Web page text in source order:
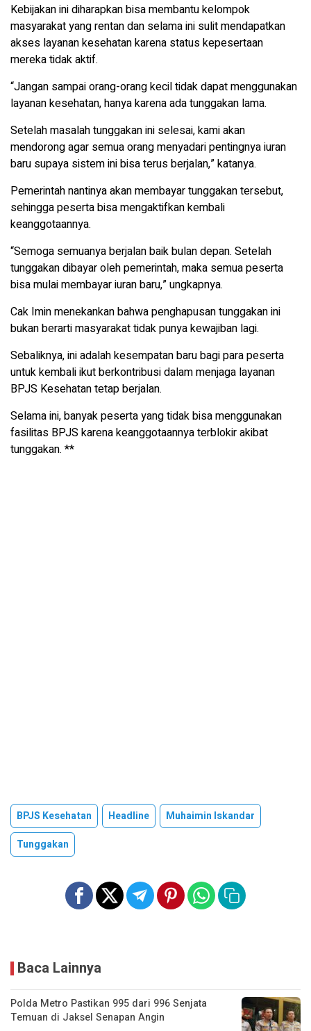
Kebijakan ini diharapkan bisa membantu kelompok
masyarakat yang rentan dan selama ini sulit mendapatkan
akses layanan kesehatan karena status kepesertaan
mereka tidak aktif.
“Jangan sampai orang-orang kecil tidak dapat menggunakan
layanan kesehatan, hanya karena ada tunggakan lama.
Setelah masalah tunggakan ini selesai, kami akan
mendorong agar semua orang menyadari pentingnya iuran
baru supaya sistem ini bisa terus berjalan,” katanya.
Pemerintah nantinya akan membayar tunggakan tersebut,
sehingga peserta bisa mengaktifkan kembali
keanggotaannya.
“Semoga semuanya berjalan baik bulan depan. Setelah
tunggakan dibayar oleh pemerintah, maka semua peserta
bisa mulai membayar iuran baru,” ungkapnya.
Cak Imin menekankan bahwa penghapusan tunggakan ini
bukan berarti masyarakat tidak punya kewajiban lagi.
Sebaliknya, ini adalah kesempatan baru bagi para peserta
untuk kembali ikut berkontribusi dalam menjaga layanan
BPJS Kesehatan tetap berjalan.
Selama ini, banyak peserta yang tidak bisa menggunakan
fasilitas BPJS karena keanggotaannya terblokir akibat
tunggakan. **
BPJS Kesehatan Headline
Muhaimin Iskandar
Tunggakan
Baca Lainnya
Polda Metro Pastikan 995 dari 996 Senjata
Temuan di Jaksel Senapan Angin